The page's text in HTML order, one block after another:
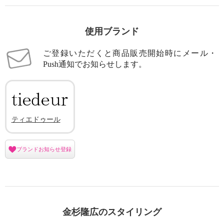
使用ブランド
ご登録いただくと商品販売開始時にメール・
Push通知でお知らせします。
ティエドゥール
ブランドお知らせ登録
金杉隆広のスタイリング